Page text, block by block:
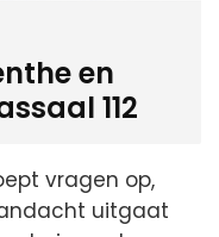
en
112
vragen op,
uitgaat